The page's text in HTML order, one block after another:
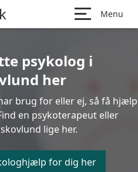
Menu
psykolog i
her
brug for eller ej, så få hjælp
en psykoterapeut eller
lige her.
for dig her